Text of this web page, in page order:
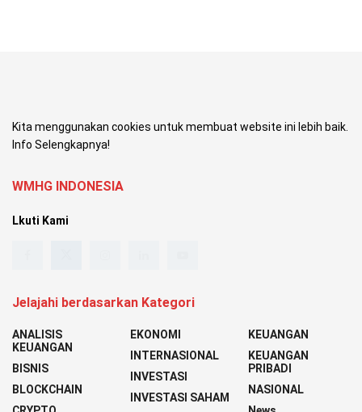
Kita menggunakan cookies untuk membuat website ini lebih baik.
Info Selengkapnya!
WMHG INDONESIA
Lkuti Kami
Jelajahi berdasarkan Kategori
ANALISIS
KEUANGAN
BISNIS
BLOCKCHAIN
EKONOMI
INTERNASIONAL
INVESTASI
INVESTASI SAHAM
KEUANGAN
KEUANGAN
PRIBADI
NASIONAL